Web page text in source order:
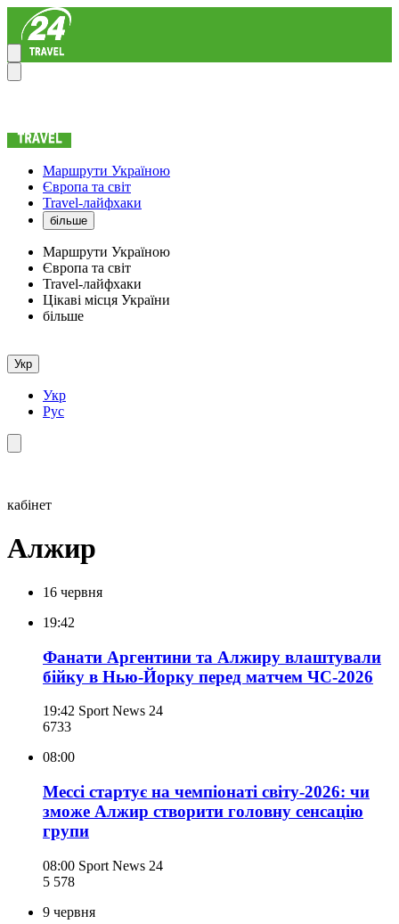
Маршрути Україною
Європа та світ
Travel-лайфхаки
більше
Маршрути Україною
Європа та світ
Travel-лайфхаки
Цікаві місця України
більше
Укр
Укр
Рус
кабінет
Алжир
16 червня
19:42
Фанати Аргентини та Алжиру влаштували
бійку в Нью-Йорку перед матчем ЧС-2026
19:42 Sport News 24
6733
08:00
Мессі стартує на чемпіонаті світу-2026: чи
зможе Алжир створити головну сенсацію
групи
08:00 Sport News 24
5 578
9 червня